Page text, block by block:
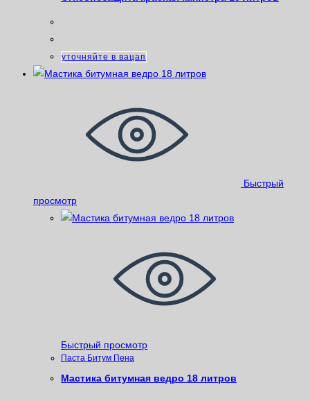
уточняйте в вацап
Быстрый
просмотр
Быстрый просмотр
Паста Битум Пена
Мастика битумная ведро 18 литров